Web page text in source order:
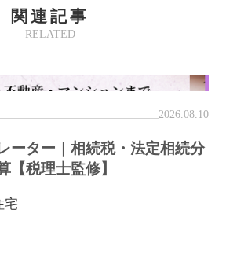
RELATED
関連記事
2026.08.10
ーター｜相続税・法定相続分
【税理士監修】
宅